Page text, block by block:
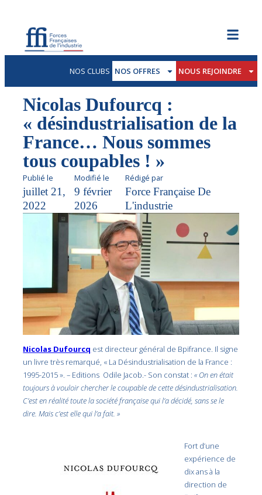
NOS CLUBS NOS OFFRES NOUS REJOINDRE
Nicolas Dufourcq :
« désindustrialisation de la
France… Nous sommes
tous coupables ! »
Publié le
juillet 21,
2022
Modifié le
9 février
2026
Rédigé par
Force Française De
L'industrie
Nicolas Dufourcq est directeur général de Bpifrance. Il signe
un livre très remarqué, « La Désindustrialisation de la France :
1995-2015 ». – Editions Odile Jacob.- Son constat :« On en était
toujours à vouloir chercher le coupable de cette désindustrialisation.
C’est en réalité toute la société française qui l’a décidé, sans se le
dire. Mais c’est elle qui l’a fait. »
Fort d’une
expérience de
dix ans à la
direction de